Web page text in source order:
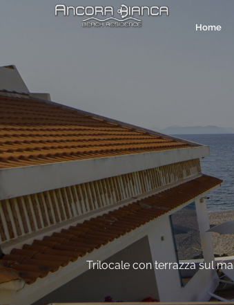
Home
Trilocale con terrazza sul